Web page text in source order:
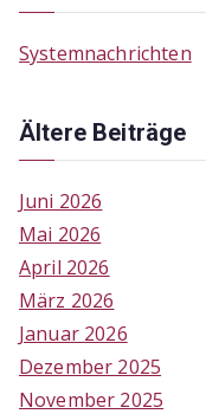
Systemnachrichten
Ältere Beiträge
Juni 2026
Mai 2026
April 2026
März 2026
Januar 2026
Dezember 2025
November 2025